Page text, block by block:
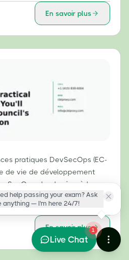
En savoir plus
pratiques DevSecOps (EC-
de vie de développement
cloud grâce à la
à utiliser Keywhiz CLI et
En savoir plus
help passing your exam? Ask
anything — I'm here 24/7!
1
Live Chat